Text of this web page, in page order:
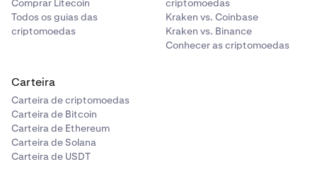
Comprar Litecoin
Todos os guias das
criptomoedas
criptomoedas
Kraken vs. Coinbase
Kraken vs. Binance
Conhecer as criptomoedas
Carteira
Carteira de criptomoedas
Carteira de Bitcoin
Carteira de Ethereum
Carteira de Solana
Carteira de USDT